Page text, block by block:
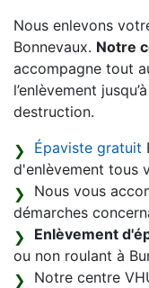
Nous enlevons
Bonnevaux. Notre
accompagne tout
l’enlèvement
destruction.
Épaviste gratuit
d'enlèvement tous
Nous vous
démarches
Enlèvement
ou non roulant à
Notre centre